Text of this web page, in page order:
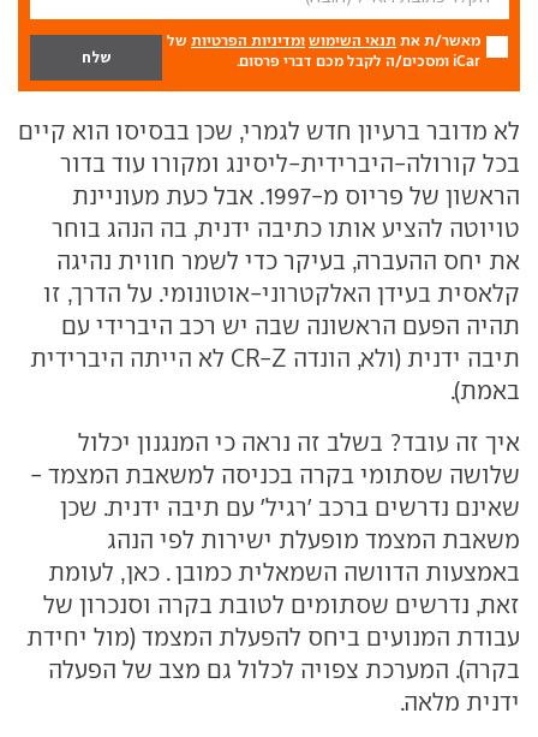
מאשר/ת את תנאי השימוש ומדיניות הפרטיות של
iCar ומסכים/ה לקבל מכם דברי פרסום.
לא מדובר ברעיון חדש לגמרי, שכן בבסיסו הוא קיים
בכל קורולה-היברידית-ליסינג ומקורו עוד בדור
הראשון של פריוס מ-1997. אבל כעת מעוניינת
טויוטה להציע אותו כתיבה ידנית, בה הנהג בוחר
את יחס ההעברה, בעיקר כדי לשמר חווית נהיגה
קלאסית בעידן האלקטרוני-אוטונומי. על הדרך, זו
תהיה הפעם הראשונה שבה יש רכב היברידי עם
תיבה ידנית (ולא, הונדה CR-Z לא הייתה היברידית
באמת).
איך זה עובד? בשלב זה נראה כי המנגנון יכלול
שלושה שסתומי בקרה בכניסה למשאבת המצמד -
שאינם נדרשים ברכב 'רגיל' עם תיבה ידנית. שכן
משאבת המצמד מופעלת ישירות לפי הנהג
באמצעות הדוושה השמאלית כמובן . כאן, לעומת
זאת, נדרשים שסתומים לטובת בקרה וסנכרון של
עבודת המנועים ביחס להפעלת המצמד (מול יחידת
בקרה). המערכת צפויה לכלול גם מצב של הפעלה
ידנית מלאה.